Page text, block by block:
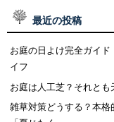
最近の投稿
お庭の日よけ完全ガイ
イフ
お庭は人工芝？それとも
雑草対策どうする？本